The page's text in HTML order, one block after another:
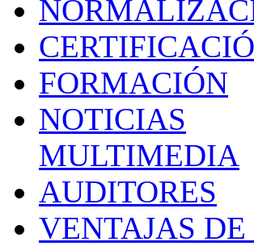
FORMACIÓN
NOTICIAS
MULTIMEDIA
AUDITORES
VENTAJAS